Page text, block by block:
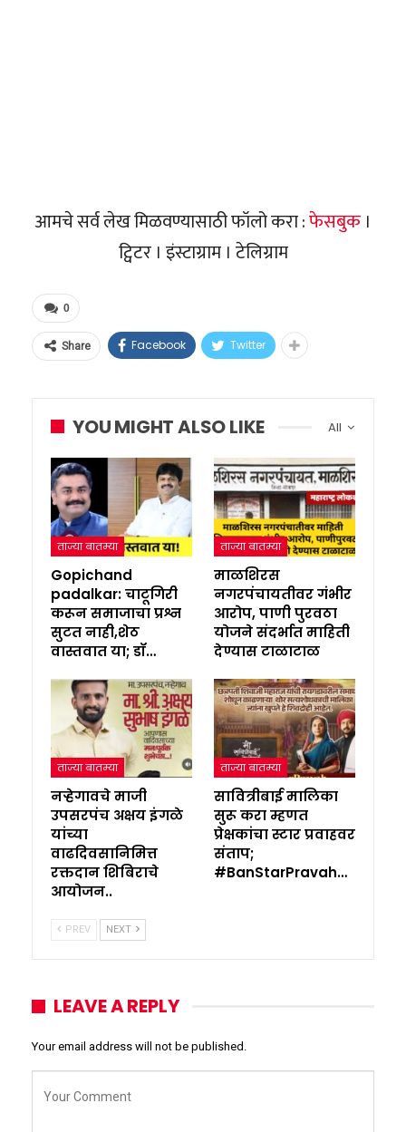
आमचे सर्व लेख मिळवण्यासाठी फॉलो करा :फेसबुक ।
ट्विटर । इंस्टाग्राम । टेलिग्राम
0
Share Facebook Twitter
All
YOU MIGHT ALSO LIKE
ताज्या बातम्या
Gopichand
padalkar: चाटूगिरी
करून समाजाचा प्रश्न
सुटत नाही,शेठ
वास्तवात या; डॉ…
ताज्या बातम्या
माळशिरस
नगरपंचायतीवर गंभीर
आरोप, पाणी पुरवठा
योजने संदर्भात माहिती
देण्यास टाळाटाळ
ताज्या बातम्या
नऱ्हेगावचे माजी
उपसरपंच अक्षय इंगळे
यांच्या
वाढदिवसानिमित्त
रक्तदान शिबिराचे
आयोजन..
ताज्या बातम्या
सावित्रीबाई मालिका
सुरू करा म्हणत
प्रेक्षकांचा स्टार प्रवाहवर
संताप;
#BanStarPravah…
PREV NEXT
LEAVE A REPLY
Your email address will not be published.